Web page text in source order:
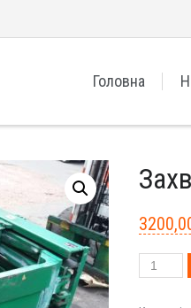
Головна
Захват
для